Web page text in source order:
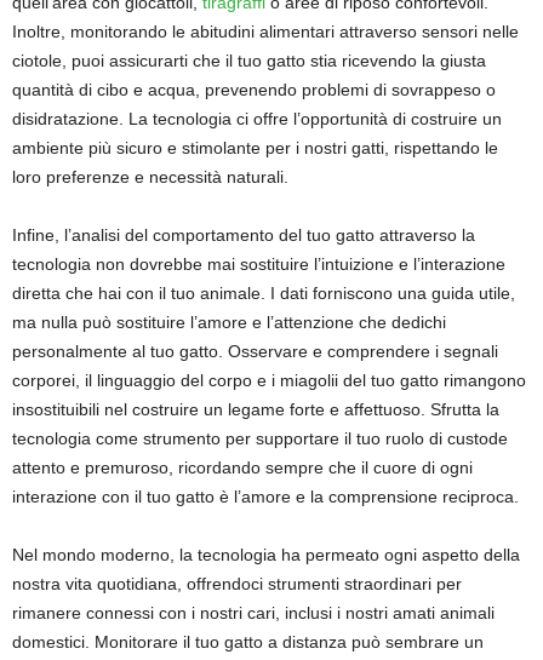
Inoltre, monitorando le abitudini alimentari attraverso sensori nelle
ciotole, puoi assicurarti che il tuo gatto stia ricevendo la giusta
quantità di cibo e acqua, prevenendo problemi di sovrappeso o
disidratazione. La tecnologia ci offre l’opportunità di costruire un
ambiente più sicuro e stimolante per i nostri gatti, rispettando le
loro preferenze e necessità naturali.
Infine, l’analisi del comportamento del tuo gatto attraverso la
tecnologia non dovrebbe mai sostituire l’intuizione e l’interazione
diretta che hai con il tuo animale. I dati forniscono una guida utile,
ma nulla può sostituire l’amore e l’attenzione che dedichi
personalmente al tuo gatto. Osservare e comprendere i segnali
corporei, il linguaggio del corpo e i miagolii del tuo gatto rimangono
insostituibili nel costruire un legame forte e affettuoso. Sfrutta la
tecnologia come strumento per supportare il tuo ruolo di custode
attento e premuroso, ricordando sempre che il cuore di ogni
interazione con il tuo gatto è l’amore e la comprensione reciproca.
Nel mondo moderno, la tecnologia ha permeato ogni aspetto della
nostra vita quotidiana, offrendoci strumenti straordinari per
rimanere connessi con i nostri cari, inclusi i nostri amati animali
domestici. Monitorare il tuo gatto a distanza può sembrare un